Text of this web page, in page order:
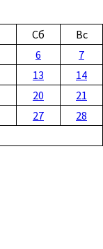
Сб
Вс
6
7
13
14
20
21
27
28